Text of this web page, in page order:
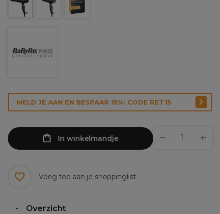
MELD JE AAN EN BESPAAR 15%: CODE RET15
In winkelmandje
Voeg toe aan je shoppinglist
Overzicht